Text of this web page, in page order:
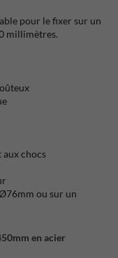
pour le fixer sur un
millimètres.
chocs
ou sur un
en acier